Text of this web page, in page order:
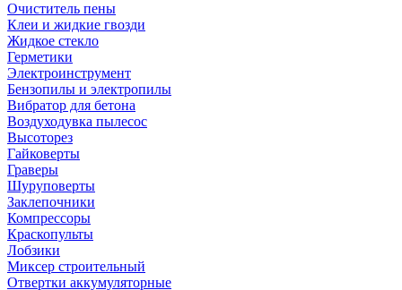
Очиститель пены
Клеи и жидкие гвозди
Жидкое стекло
Герметики
Электроинструмент
Бензопилы и электропилы
Вибратор для бетона
Воздуходувка пылесос
Высоторез
Гайковерты
Граверы
Шуруповерты
Заклепочники
Компрессоры
Краскопульты
Лобзики
Миксер строительный
Отвертки аккумуляторные